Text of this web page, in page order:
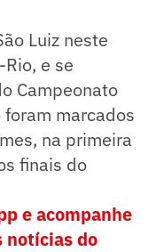
Luiz neste
e se
Campeonato
foram marcados
na primeira
finais do
e acompanhe
notícias do